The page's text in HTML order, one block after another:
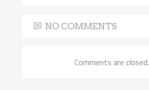
NO COMMENTS
Comments are closed.